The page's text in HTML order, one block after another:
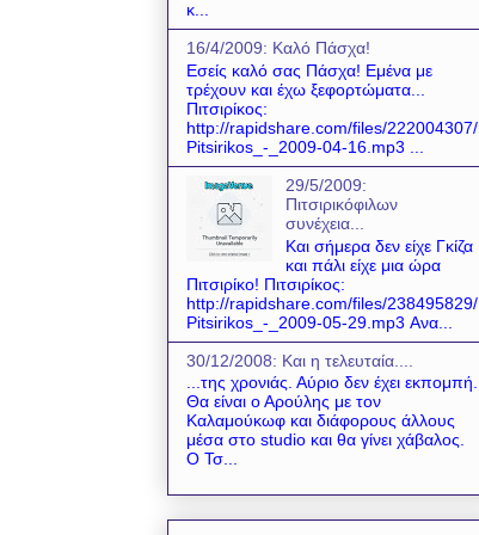
κ...
16/4/2009: Kαλό Πάσχα!
Εσείς καλό σας Πάσχα! Εμένα με
τρέχουν και έχω ξεφορτώματα...
Πιτσιρίκος:
http://rapidshare.com/files/222004307/
Pitsirikos_-_2009-04-16.mp3 ...
29/5/2009:
Πιτσιρικόφιλων
συνέχεια...
Και σήμερα δεν είχε Γκίζα
και πάλι είχε μια ώρα
Πιτσιρίκο! Πιτσιρίκος:
http://rapidshare.com/files/238495829/
Pitsirikos_-_2009-05-29.mp3 Ανα...
30/12/2008: Και η τελευταία....
...της χρονιάς. Αύριο δεν έχει εκπομπή.
Θα είναι ο Αρούλης με τον
Καλαμούκωφ και διάφορους άλλους
μέσα στο studio και θα γίνει χάβαλος.
Ο Τσ...